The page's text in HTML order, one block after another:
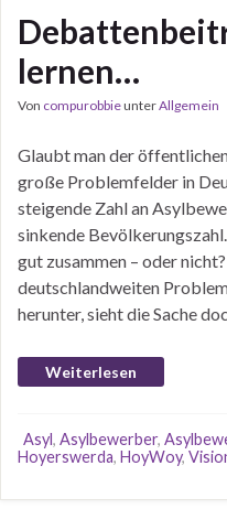
lernen…
Von compurobbieunterAllgemein
Glaubt man der
große Problemfelder in
steigende Zahl an
sinkende
gut zusammen – oder
deutschlandweiten
herunter, sieht die Sache
Weiterlesen
Asyl, Asylbewerber,
Hoyerswerda, HoyWoy,